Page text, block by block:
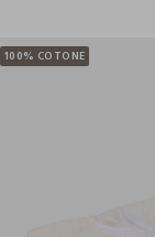
100% COTONE